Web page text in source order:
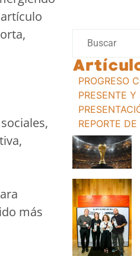
más
PROGRESO
PRESENTE
REPORTE